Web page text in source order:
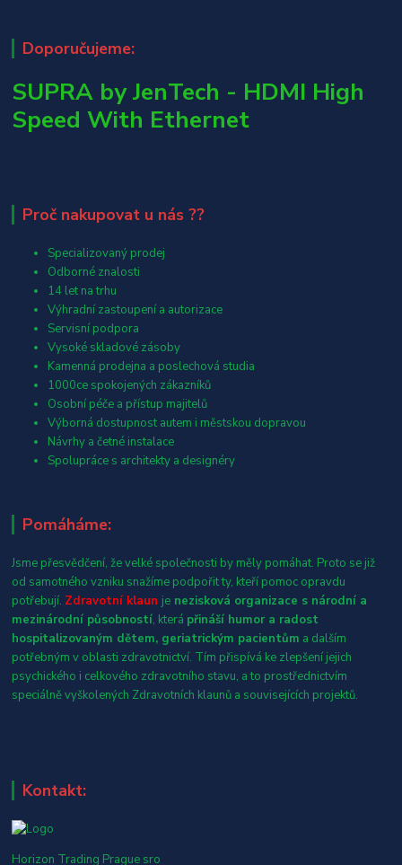
Doporučujeme:
SUPRA by JenTech - HDMI High
Speed With Ethernet
Proč nakupovat u nás ??
Specializovaný prodej
Odborné znalosti
14 let na trhu
Výhradní zastoupení a autorizace
Servisní podpora
Vysoké skladové zásoby
Kamenná prodejna a poslechová studia
1000ce spokojených zákazníků
Osobní péče a přístup majitelů
Výborná dostupnost autem i městskou dopravou
Návrhy a četné instalace
Spolupráce s architekty a designéry
Pomáháme:
Jsme přesvědčení, že velké společnosti by měly pomáhat. Proto se již
od samotného vzniku snažíme podpořit ty, kteří pomoc opravdu
potřebují. Zdravotní klaun je nezisková organizace s národní a
mezinárodní působností, která přináší humor a radost
hospitalizovaným dětem, geriatrickým pacientům a dalším
potřebným v oblasti zdravotnictví. Tím přispívá ke zlepšení jejich
psychického i celkového zdravotního stavu, a to prostřednictvím
speciálně vyškolených Zdravotních klaunů a souvisejících projektů.
Kontakt:
Horizon Trading Prague sro